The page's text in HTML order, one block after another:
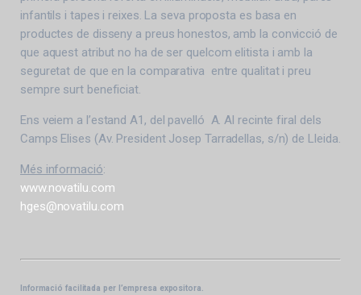
infantils i tapes i reixes. La seva proposta es basa en
productes de disseny a preus honestos, amb la convicció de
que aquest atribut no ha de ser quelcom elitista i amb la
seguretat de que en la comparativa entre qualitat i preu
sempre surt beneficiat.
Ens veiem a l’estand A1, del pavelló A. Al recinte firal dels
Camps Elises (Av. President Josep Tarradellas, s/n) de Lleida.
Més informació:
www.novatilu.com
hges@novatilu.com
Informació facilitada per l’empresa expositora.